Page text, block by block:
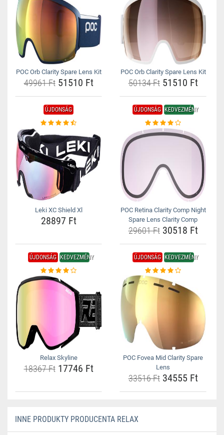
POC Orb Clarity Spare Lens Kit
49961 Ft51510 Ft
POC Orb Clarity Spare Lens Kit
50134 Ft51510 Ft
ÚJDONSÁG
Leki XC Shield Xl
28897 Ft
ÚJDONSÁG KEDVEZMÉNY
POC Retina Clarity Comp Night
Spare Lens Clarity Comp
29601 Ft30518 Ft
ÚJDONSÁG KEDVEZMÉNY
Relax Skyline
18367 Ft17746 Ft
ÚJDONSÁG KEDVEZMÉNY
POC Fovea Mid Clarity Spare
Lens
33516 Ft34555 Ft
INNE PRODUKTY PRODUCENTA RELAX